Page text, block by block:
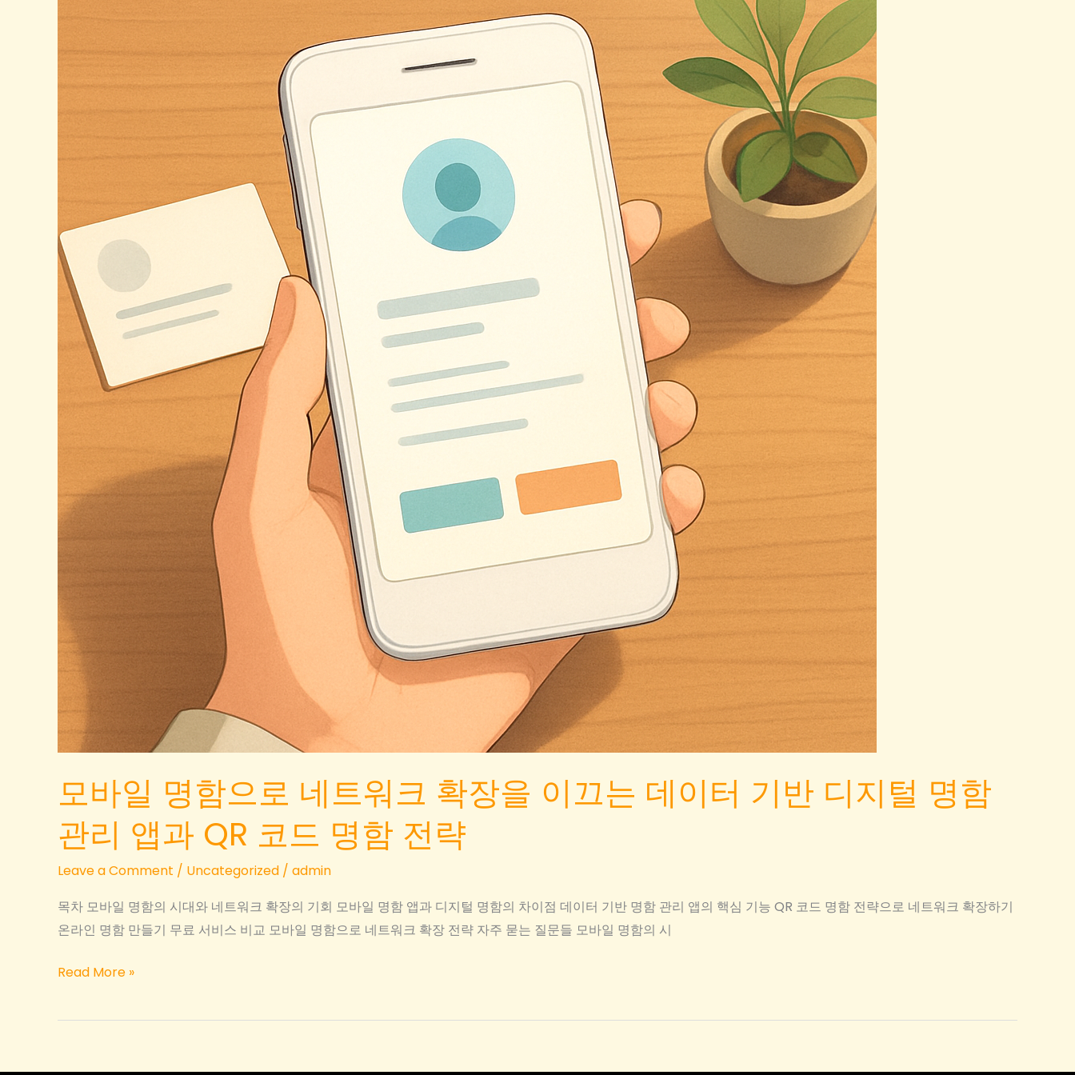
모바일 명함으로 네트워크 확장을 이끄는 데이터 기반 디지털 명함
관리 앱과 QR 코드 명함 전략
Leave a Comment / Uncategorized / admin
목차 모바일 명함의 시대와 네트워크 확장의 기회 모바일 명함 앱과 디지털 명함의 차이점 데이터 기반 명함 관리 앱의 핵심 기능 QR 코드 명함 전략으로 네트워크 확장하기
온라인 명함 만들기 무료 서비스 비교 모바일 명함으로 네트워크 확장 전략 자주 묻는 질문들 모바일 명함의 시
모
일
Read More »